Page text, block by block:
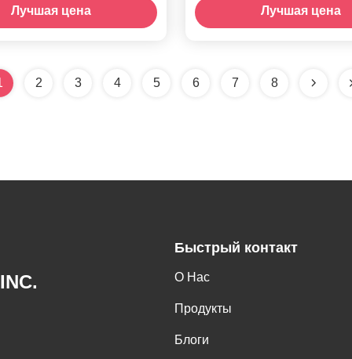
вставка,
Лучшая цена
магнетронная напыляя
Лучшая цена
2 3 4 5 6 7 8
Быстрый контакт
О Нас
Продукты
Блоги